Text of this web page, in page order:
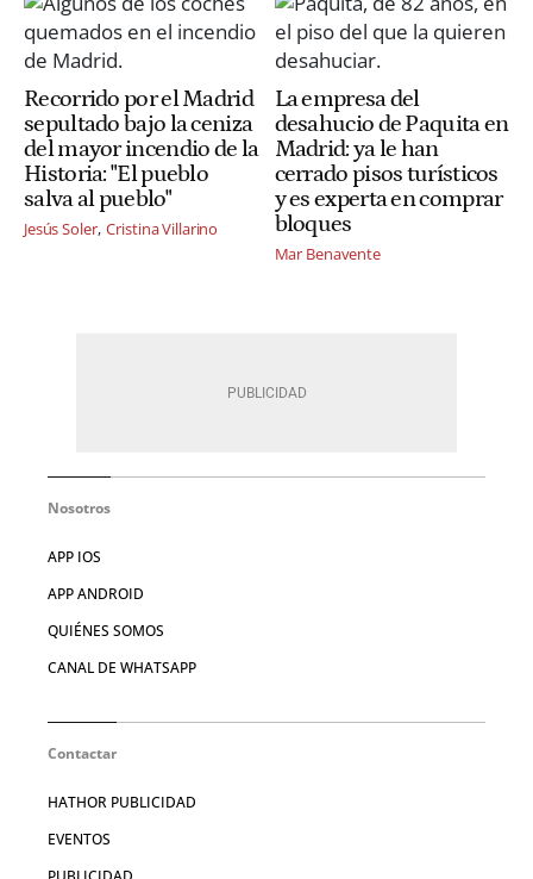
Recorrido por el Madrid
sepultado bajo la ceniza
del mayor incendio de la
Historia: "El pueblo
salva al pueblo"
Jesús Soler Cristina Villarino
La empresa del
desahucio de Paquita en
Madrid: ya le han
cerrado pisos turísticos
y es experta en comprar
bloques
Mar Benavente
Nosotros
APP IOS
APP ANDROID
QUIÉNES SOMOS
CANAL DE WHATSAPP
Contactar
HATHOR PUBLICIDAD
EVENTOS